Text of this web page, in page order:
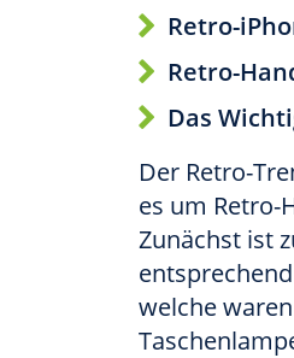
Retro-
Retro-
Das
Der Retro-
es um Retro-
Zunächst ist
welche